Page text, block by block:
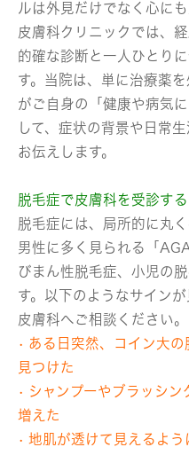
ルは外見だけでなく心に
皮膚科クリニックでは、
的確な診断と一人ひとり
す。当院は、単に治療薬
がご自身の「健康や病気
して、症状の背景や日常
お伝えします。
脱毛症で皮膚科を受診す
脱毛症には、局所的に丸
男性に多く見られる「
びまん性脱毛症、小児の
す。以下のようなサイン
皮膚科へご相談ください。
• ある日突然、コイン大
見つけた
• シャンプーやブラッシ
増えた
• 地肌が透けて見えるよ